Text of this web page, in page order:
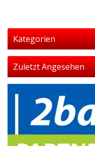
Kategorien
Zuletzt Angesehen